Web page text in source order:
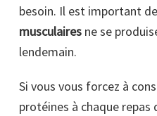
besoin. Il est important
musculaires ne se
lendemain.
Si vous vous forcez à
protéines à chaque repas